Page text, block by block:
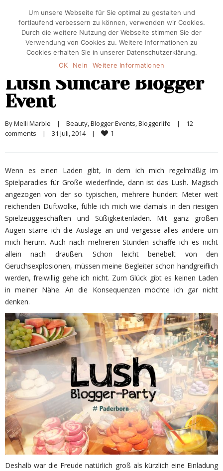
Lush Suncare Blogger
Event
By Melli Marble | Beauty, Blogger Events, Bloggerlife |
12
comments
| 31 Juli, 2014 | 1
Wenn es einen Laden gibt, in dem ich mich regelmäßig im
Spielparadies für Große wiederfinde, dann ist das Lush. Magisch
angezogen von der so typischen, mehrere hundert Meter weit
reichenden Duftwolke, fühle ich mich wie damals in den riesigen
Spielzeuggeschäften und Süßigkeitenläden. Mit ganz großen
Augen starre ich die Auslage an und vergesse alles andere um
mich herum. Auch nach mehreren Stunden schaffe ich es nicht
allein nach draußen. Schon leicht benebelt von den
Geruchsexplosionen, müssen meine Begleiter schon handgreiflich
werden, freiwillig gehe ich nicht. Zum Glück gibt es keinen Laden
in meiner Nähe. An die Konsequenzen möchte ich gar nicht
denken.
Deshalb war die Freude natürlich groß als kürzlich eine Einladung
Um unsere Webseite für Sie optimal zu gestalten und
fortlaufend verbessern zu können, verwenden wir Cookies.
Durch die weitere Nutzung der Webseite stimmen Sie der
Verwendung von Cookies zu. Weitere Informationen zu
Cookies erhalten Sie in unserer Datenschutzerklärung.
OK
Nein Weitere Informationen